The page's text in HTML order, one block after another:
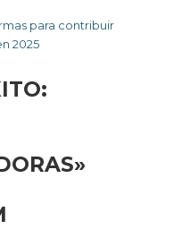
para contribuir
2025